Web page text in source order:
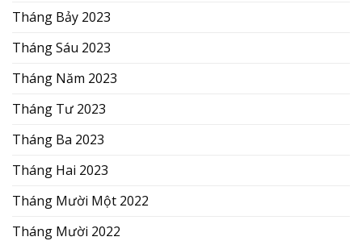
Tháng Bảy 2023
Tháng Sáu 2023
Tháng Năm 2023
Tháng Tư 2023
Tháng Ba 2023
Tháng Hai 2023
Tháng Mười Một 2022
Tháng Mười 2022